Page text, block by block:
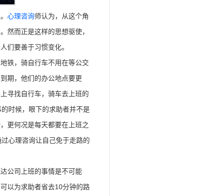
心理咨询师认为，从这个角
然而正是这样的思想驱使，
们要善于习惯变化。
铁，骑自行车不用在等公交
期，他们的办公地点要更
寻找自行车，骑车去上班的
时候，眼下的求助者并不是
更何况是每天都要在上班之
心理咨询让自己免于走路的
公司上班的事情是不可能
以为求助者省去10分钟的路